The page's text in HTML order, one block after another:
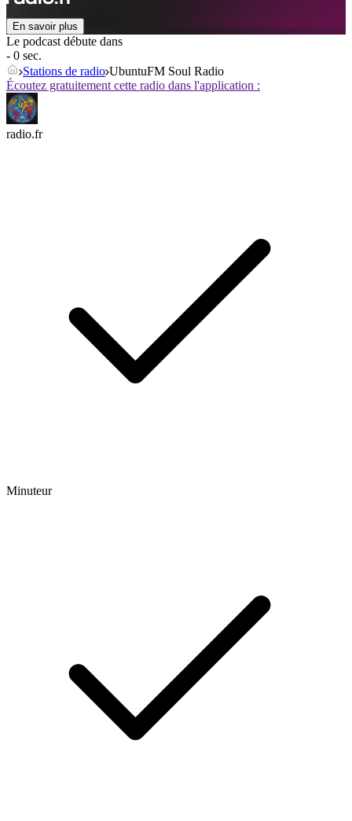
En savoir plus
Le podcast débute dans
- 0 sec.
Stations de radio UbuntuFM Soul Radio
Écoutez gratuitement cette radio dans l'application :
radio.fr
Minuteur